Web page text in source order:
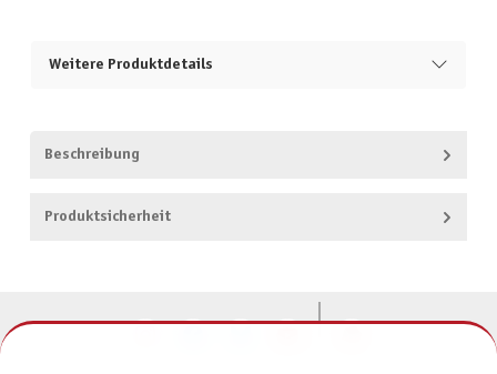
Weitere Produktdetails
Beschreibung
Produktsicherheit